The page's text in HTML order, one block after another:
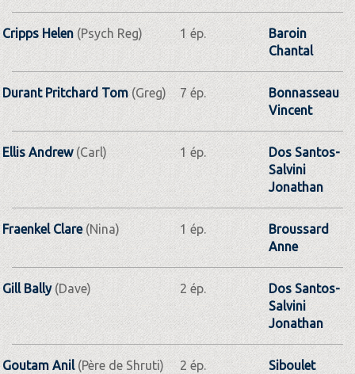
Cripps Helen(Psych Reg) 1 ép.
Baroin
Chantal
Durant Pritchard Tom(Greg) 7 ép.
Bonnasseau
Vincent
Ellis Andrew(Carl) 1 ép.
Dos Santos-
Salvini
Jonathan
Fraenkel Clare(Nina) 1 ép.
Broussard
Anne
Gill Bally(Dave) 2 ép.
Dos Santos-
Salvini
Jonathan
Goutam Anil (Père de Shruti) 2 ép.
Siboulet